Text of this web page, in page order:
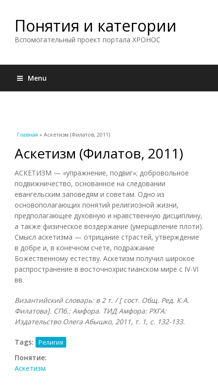
Понятия и категории
Вспомогательный проект портала ХРОНОС
Menu
Вы здесь
Главная » Аскетизм (Филатов, 2011)
Аскетизм (Филатов, 2011)
АСКЕТИЗМ — «упражнение, подвиг»; добровольное
подвижничество, основанное на следовании
евангельским заповедям и советам. Одно из
основополагающих понятий религиозной жизни,
предполагающее духовную и нравственную дисциплину,
а также физическое воздержание (умерщвление плоти).
Смысл аскетизма — отрицание страстей, утверждение
в добре и, в конечном счете, подражание
Божественному естеству. Аскетизм получил широкое
распространение в восточнохристианском мире с IV-VI
вв.
Византийский словарь: в 2 т. / [ сост. Общ. Ред. К.А.
Филатова]. СПб.: Амфора. ТИД Амфора: РХГА:
Издательство Олега Абышко, 2011, т. 1, с. 132-133.
Tags: Религия
Понятие:
Аскетизм